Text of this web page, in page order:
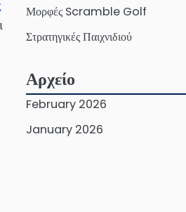
Μορφές Scramble Golf
Στρατηγικές Παιχνιδιού
Αρχείο
February 2026
January 2026